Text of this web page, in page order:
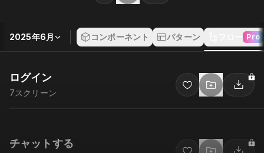
2025年6月 コンポーネント パターン フロー Pro
ログイン
7スクリーン
チャットする